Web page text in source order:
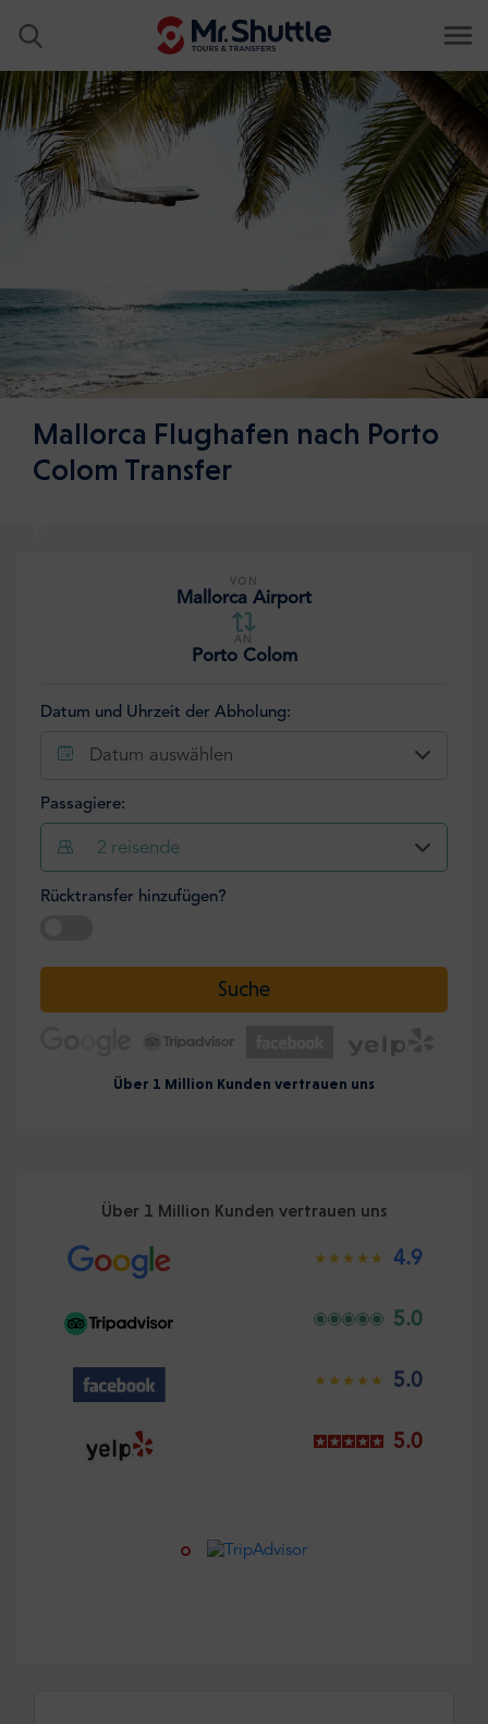
Mallorca Flughafen nach Porto
Colom Transfer
VON
Mallorca Airport
AN
Porto Colom
Datum und Uhrzeit der Abholung:
Datum auswählen
Passagiere:
2 reisende
Rücktransfer hinzufügen?
Suche
Über 1 Million Kunden vertrauen uns
Über 1 Million Kunden vertrauen uns
4.9
5.0
5.0
5.0